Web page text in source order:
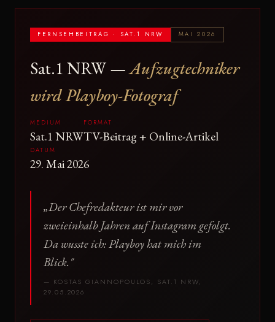
FERNSEHBEITRAG · SAT.1 NRW MAI 2026
Sat.1 NRW —Aufzugtechniker
wird Playboy-Fotograf
MEDIUM
Sat.1 NRW
FORMAT
TV-Beitrag + Online-Artikel
DATUM
29. Mai 2026
„Der Chefredakteur ist mir vor
zweieinhalb Jahren auf Instagram gefolgt.
Da wusste ich: Playboy hat mich im
Blick."
— KOSTAS GIANNOPOULOS, SAT.1 NRW,
29.05.2026